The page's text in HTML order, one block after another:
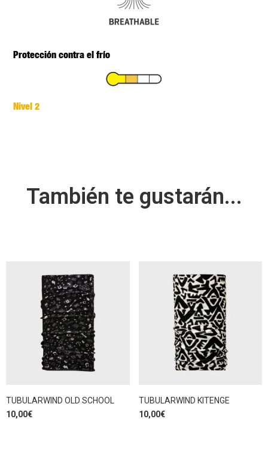
Protección contra el frío
Nivel 2
También te gustarán...
TUBULARWIND OLD SCHOOL
10,00€
TUBULARWIND KITENGE
10,00€